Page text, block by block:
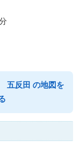
五反田 の地図を